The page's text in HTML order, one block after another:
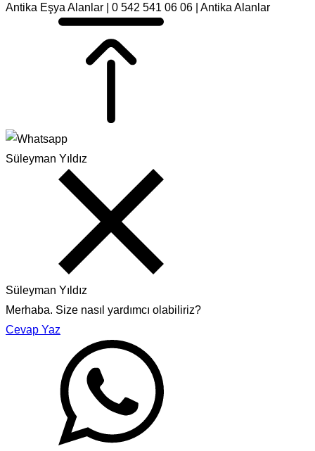
Antika Eşya Alanlar | 0 542 541 06 06 | Antika Alanlar
Süleyman Yıldız
Süleyman Yıldız
Merhaba. Size nasıl yardımcı olabiliriz?
Cevap Yaz